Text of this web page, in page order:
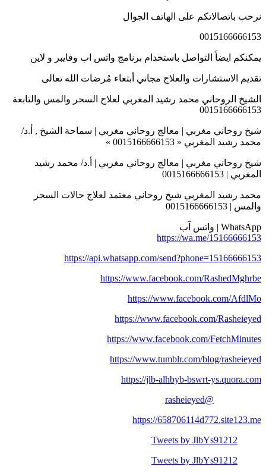
نرحب باتصالاتكم على الهاتف الجوال
0015166666153
يمكنكم ايضاً التواصل باستخدام برنامج واتس اب وفايبر و لاين
تقديم الاستشارات والعلاج مجاني أبتغاء مُرضات الله تعالى
الشيخ الروحاني محمد رشيد المغربي لعلاج السحر والمس والتابعة
0015166666153
شيخ روحاني مغربي | معالج روحاني مغربي | سماحة الشيخ , أ.د/
محمد رشيد المغربي « 0015166666153 »
شيخ روحاني مغربي | معالج روحاني مغربي | أ.د/ محمد رشيد
المغربي | 0015166666153
محمد رشيد المغربي شيخ روحاني معتمد لعلاج حالات السحر
والمس | 0015166666153
WhatsApp | واتس آب
https://wa.me/15166666153
https://api.whatsapp.com/send?phone=15166666153
https://www.facebook.com/RashedMghrbe
https://www.facebook.com/AfdlMo
https://www.facebook.com/Rasheieyed
https://www.facebook.com/FetchMinutes
https://www.tumblr.com/blog/rasheieyed
https://jlb-alhbyb-bswrt-ys.quora.com
@rasheieyed
https://658706114d772.site123.me
Tweets by JlbYs91212
Tweets by JlbYs91212